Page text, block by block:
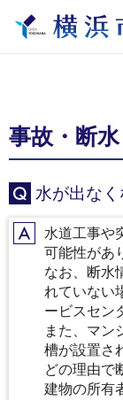
事故・断水
Q 水が出な
A水道工事や
可能性があ
なお、断水
れていない
ービスセン
また、マン
槽が設置さ
どの理由で
建物の所有